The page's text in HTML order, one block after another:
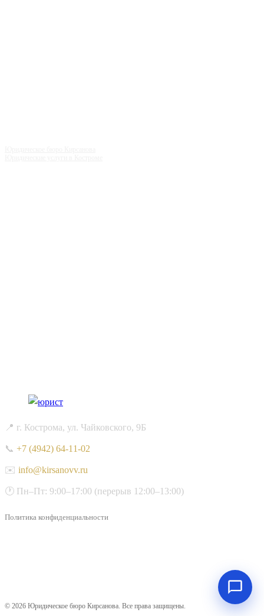
📍 г. Кострома, ул. Чайковского, 9Б
📞 +7 (4942) 64-11-02
✉️ info@kirsanovv.ru
🕐 Пн–Пт: 9:00–17:00 (перерыв 12:00–13:00)
Политика конфиденциальности
© 2026 Юридическое бюро Кирсанова. Все права защищены.